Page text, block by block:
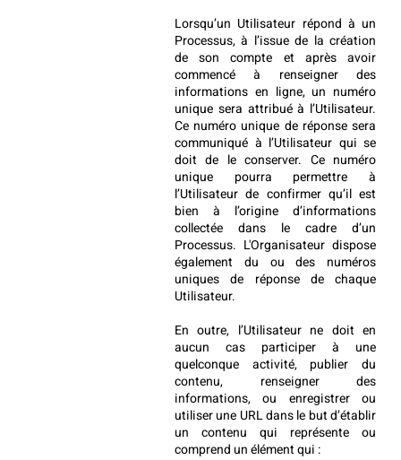
Lorsqu’un Utilisateur répond à un
Processus, à l’issue de la création
de son compte et après avoir
commencé à renseigner des
informations en ligne, un numéro
unique sera attribué à l’Utilisateur.
Ce numéro unique de réponse sera
communiqué à l’Utilisateur qui se
doit de le conserver. Ce numéro
unique pourra permettre à
l’Utilisateur de confirmer qu’il est
bien à l’origine d’informations
collectée dans le cadre d’un
Processus. L'Organisateur dispose
également du ou des numéros
uniques de réponse de chaque
Utilisateur.
En outre, l’Utilisateur ne doit en
aucun cas participer à une
quelconque activité, publier du
contenu, renseigner des
informations, ou enregistrer ou
utiliser une URL dans le but d’établir
un contenu qui représente ou
comprend un élément qui :